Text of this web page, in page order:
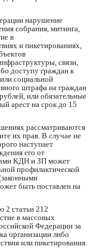
нарушение
собрания, митинга,
в
и пикетированиях,
связи,
доступу граждан к
социальной
штрафа на граждан
или обязательные
арест на срок до 15
рассматриваются
их прав. В случае не
наступает
его от
КДН и ЗП может
профилактической
быть поставлен на
2 статьи 212
в массовых
Федерации за
организации либо
или пикетирования.